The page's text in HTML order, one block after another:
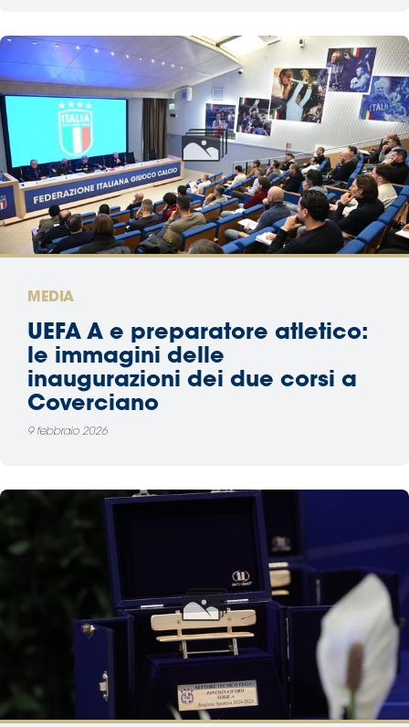
MEDIA
UEFA A e preparatore atletico:
le immagini delle
inaugurazioni dei due corsi a
Coverciano
9 febbraio 2026